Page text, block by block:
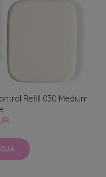
Refill 030 Medium